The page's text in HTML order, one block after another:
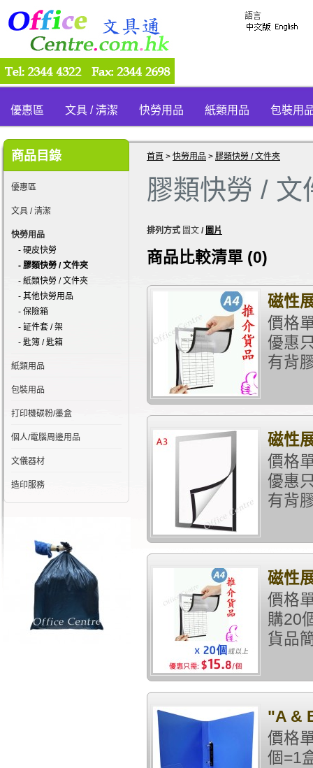
語言
優惠區 文具 / 清潔 快勞用品 紙類用品 包裝用
商品目錄
優惠區
文具 / 清潔
快勞用品
- 硬皮快勞
- 膠類快勞 / 文件夾
- 紙類快勞 / 文件夾
- 其他快勞用品
- 保險箱
- 証件套 / 架
- 匙簿 / 匙箱
紙類用品
包裝用品
打印機碳粉/墨盒
個人/電腦周邊用品
文儀器材
造印服務
首頁 > 快勞用品 > 膠類快勞 / 文件夾
膠類快勞 / 文
排列方式 圖文 / 圖片
商品比較清單 (0)
磁性
價格
優惠
有背
磁性
價格
優惠
有背
磁性
價格
購20
貨品
"A &
價格
個=1